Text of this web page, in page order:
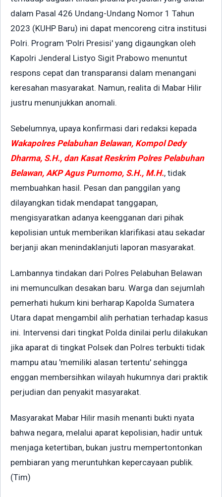
dalam Pasal 426 Undang-Undang Nomor 1 Tahun
2023 (KUHP Baru) ini dapat mencoreng citra institusi
Polri. Program 'Polri Presisi' yang digaungkan oleh
Kapolri Jenderal Listyo Sigit Prabowo menuntut
respons cepat dan transparansi dalam menangani
keresahan masyarakat. Namun, realita di Mabar Hilir
justru menunjukkan anomali.
Sebelumnya, upaya konfirmasi dari redaksi kepada
Wakapolres Pelabuhan Belawan, Kompol Dedy
Dharma, S.H., dan Kasat Reskrim Polres Pelabuhan
Belawan, AKP Agus Purnomo, S.H., M.H., tidak
membuahkan hasil. Pesan dan panggilan yang
dilayangkan tidak mendapat tanggapan,
mengisyaratkan adanya keengganan dari pihak
kepolisian untuk memberikan klarifikasi atau sekadar
berjanji akan menindaklanjuti laporan masyarakat.
Lambannya tindakan dari Polres Pelabuhan Belawan
ini memunculkan desakan baru. Warga dan sejumlah
pemerhati hukum kini berharap Kapolda Sumatera
Utara dapat mengambil alih perhatian terhadap kasus
ini. Intervensi dari tingkat Polda dinilai perlu dilakukan
jika aparat di tingkat Polsek dan Polres terbukti tidak
mampu atau 'memiliki alasan tertentu' sehingga
enggan membersihkan wilayah hukumnya dari praktik
perjudian dan penyakit masyarakat.
Masyarakat Mabar Hilir masih menanti bukti nyata
bahwa negara, melalui aparat kepolisian, hadir untuk
menjaga ketertiban, bukan justru mempertontonkan
pembiaran yang meruntuhkan kepercayaan publik.
(Tim)